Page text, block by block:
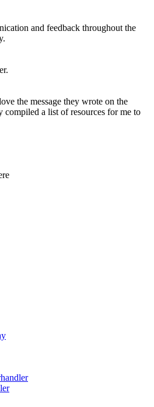
and feedback throughout the
the message they wrote on the
a list of resources for me to